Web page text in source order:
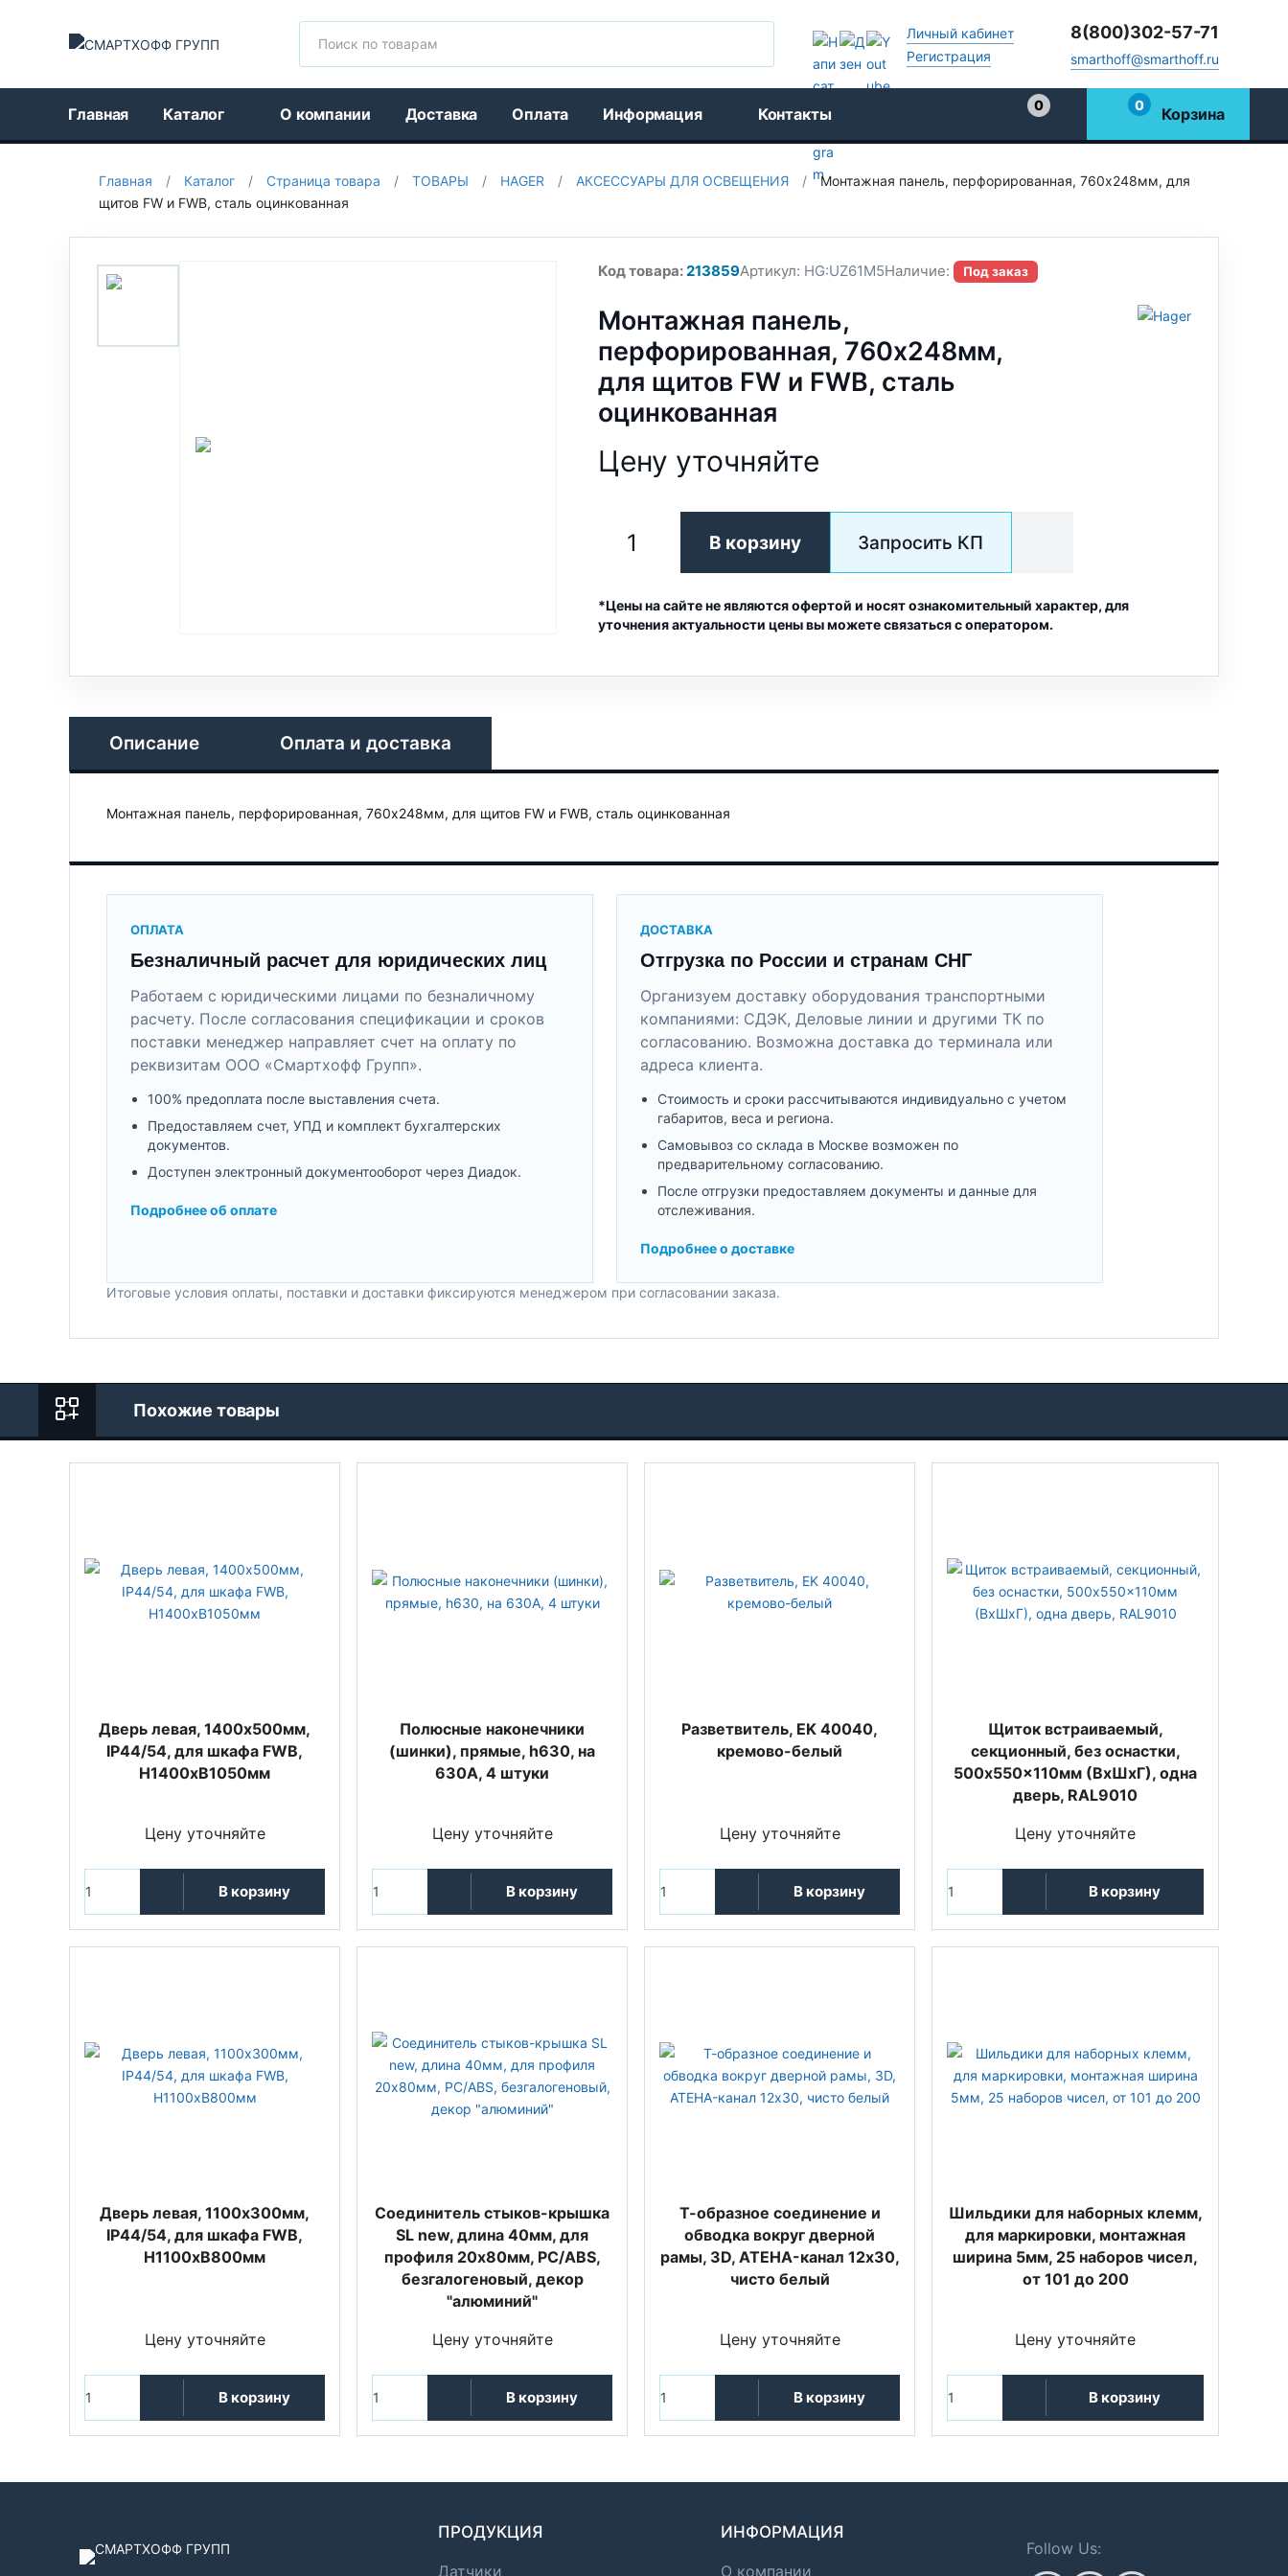
Личный кабинет
Регистрация
8(800)302-57-71
smarthoff@smarthoff.ru
Главная Каталог О компании Доставка Оплата Информация Контакты
0
0 Корзина
Главная / Каталог / Страница товара / ТОВАРЫ / HAGER / АКСЕССУАРЫ ДЛЯ ОСВЕЩЕНИЯ /
Монтажная панель, перфорированная, 760x248мм, для
щитов FW и FWB, сталь оцинкованная
Код товара:213859Артикул: HG:UZ61M5Наличие: Под заказ
Монтажная панель,
перфорированная, 760x248мм,
для щитов FW и FWB, сталь
оцинкованная
Цену уточняйте
В корзину Запросить КП
*Цены на сайте не являются офертой и носят ознакомительный характер, для
уточнения актуальности цены вы можете связаться с оператором.
Описание Оплата и доставка
Монтажная панель, перфорированная, 760x248мм, для щитов FW и FWB, сталь оцинкованная
ОПЛАТА
Безналичный расчет для юридических лиц
Работаем с юридическими лицами по безналичному
расчету. После согласования спецификации и сроков
поставки менеджер направляет счет на оплату по
реквизитам ООО «Смартхофф Групп».
100% предоплата после выставления счета.
Предоставляем счет, УПД и комплект бухгалтерских
документов.
Доступен электронный документооборот через Диадок.
Подробнее об оплате
ДОСТАВКА
Отгрузка по России и странам СНГ
Организуем доставку оборудования транспортными
компаниями: СДЭК, Деловые линии и другими ТК по
согласованию. Возможна доставка до терминала или
адреса клиента.
Стоимость и сроки рассчитываются индивидуально с учетом
габаритов, веса и региона.
Самовывоз со склада в Москве возможен по
предварительному согласованию.
После отгрузки предоставляем документы и данные для
отслеживания.
Подробнее о доставке
Итоговые условия оплаты, поставки и доставки фиксируются менеджером при согласовании заказа.
Похожие товары
Дверь левая, 1400x500мм,
IP44/54, для шкафа FWB,
H1400xB1050мм
Цену уточняйте
В корзину
Полюсные наконечники
(шинки), прямые, h630, на
630А, 4 штуки
Цену уточняйте
В корзину
Разветвитель, EK 40040,
кремово-белый
Цену уточняйте
В корзину
Щиток встраиваемый,
секционный, без оснастки,
500x550x110мм (ВхШхГ), одна
дверь, RAL9010
Цену уточняйте
В корзину
Дверь левая, 1100x300мм,
IP44/54, для шкафа FWB,
H1100xB800мм
Цену уточняйте
В корзину
Cоединитель стыков-крышка
SL new, длина 40мм, для
профиля 20х80мм, PC/ABS,
безгалогеновый, декор
"алюминий"
Цену уточняйте
В корзину
Т-образное соединение и
обводка вокруг дверной
рамы, 3D, ATEHA-канал 12x30,
чисто белый
Цену уточняйте
В корзину
Шильдики для наборных клемм,
для маркировки, монтажная
ширина 5мм, 25 наборов чисел,
от 101 до 200
Цену уточняйте
В корзину
ПРОДУКЦИЯ
Датчики
ИНФОРМАЦИЯ
О компании
Follow Us: